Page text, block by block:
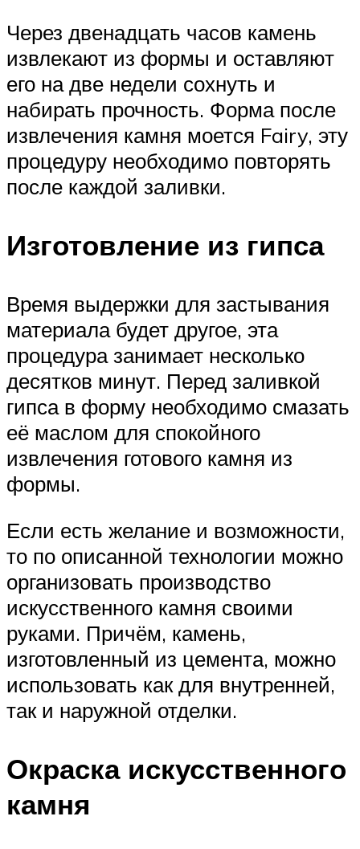
Через двенадцать часов камень
извлекают из формы и оставляют
его на две недели сохнуть и
набирать прочность. Форма после
извлечения камня моется Fairy, эту
процедуру необходимо повторять
после каждой заливки.
Изготовление из гипса
Время выдержки для застывания
материала будет другое, эта
процедура занимает несколько
десятков минут. Перед заливкой
гипса в форму необходимо смазать
её маслом для спокойного
извлечения готового камня из
формы.
Если есть желание и возможности,
то по описанной технологии можно
организовать производство
искусственного камня своими
руками. Причём, камень,
изготовленный из цемента, можно
использовать как для внутренней,
так и наружной отделки.
Окраска искусственного
камня